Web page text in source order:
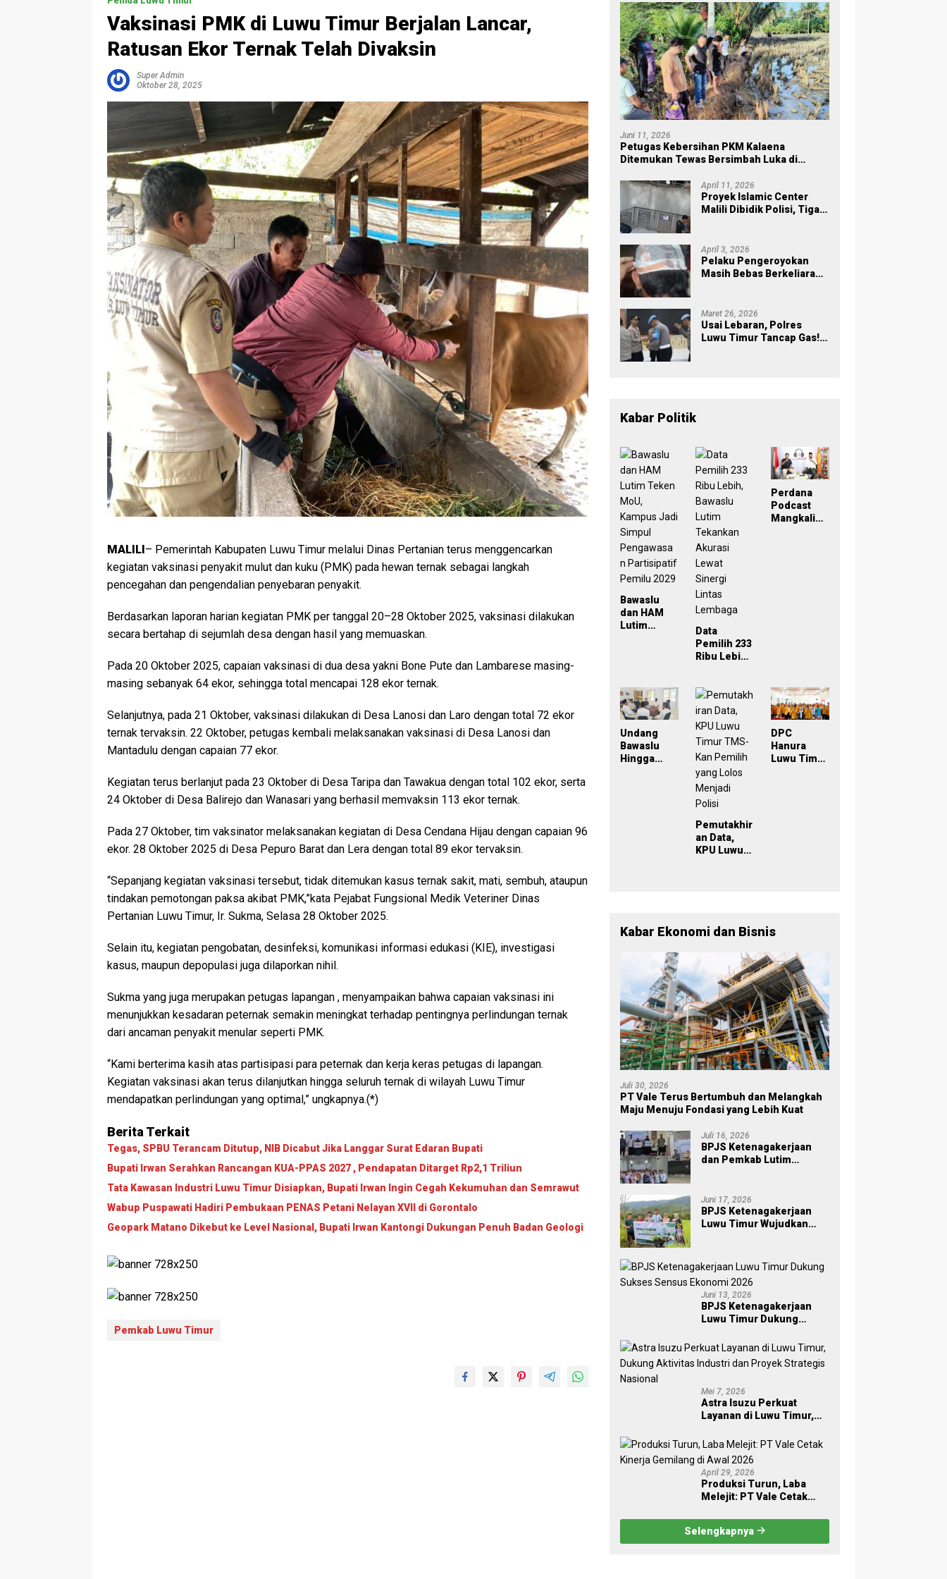
Vaksinasi PMK di Luwu Timur Berjalan Lancar,
Ratusan Ekor Ternak Telah Divaksin
Super Admin
Oktober 28, 2025
MALILI– Pemerintah Kabupaten Luwu Timur melalui Dinas Pertanian terus menggencarkan
kegiatan vaksinasi penyakit mulut dan kuku (PMK) pada hewan ternak sebagai langkah
pencegahan dan pengendalian penyebaran penyakit.
Berdasarkan laporan harian kegiatan PMK per tanggal 20–28 Oktober 2025, vaksinasi dilakukan
secara bertahap di sejumlah desa dengan hasil yang memuaskan.
Pada 20 Oktober 2025, capaian vaksinasi di dua desa yakni Bone Pute dan Lambarese masing-
masing sebanyak 64 ekor, sehingga total mencapai 128 ekor ternak.
Selanjutnya, pada 21 Oktober, vaksinasi dilakukan di Desa Lanosi dan Laro dengan total 72 ekor
ternak tervaksin. 22 Oktober, petugas kembali melaksanakan vaksinasi di Desa Lanosi dan
Mantadulu dengan capaian 77 ekor.
Kegiatan terus berlanjut pada 23 Oktober di Desa Taripa dan Tawakua dengan total 102 ekor, serta
24 Oktober di Desa Balirejo dan Wanasari yang berhasil memvaksin 113 ekor ternak.
Pada 27 Oktober, tim vaksinator melaksanakan kegiatan di Desa Cendana Hijau dengan capaian 96
ekor. 28 Oktober 2025 di Desa Pepuro Barat dan Lera dengan total 89 ekor tervaksin.
“Sepanjang kegiatan vaksinasi tersebut, tidak ditemukan kasus ternak sakit, mati, sembuh, ataupun
tindakan pemotongan paksa akibat PMK,”kata Pejabat Fungsional Medik Veteriner Dinas
Pertanian Luwu Timur, Ir. Sukma, Selasa 28 Oktober 2025.
Selain itu, kegiatan pengobatan, desinfeksi, komunikasi informasi edukasi (KIE), investigasi
kasus, maupun depopulasi juga dilaporkan nihil.
Sukma yang juga merupakan petugas lapangan , menyampaikan bahwa capaian vaksinasi ini
menunjukkan kesadaran peternak semakin meningkat terhadap pentingnya perlindungan ternak
dari ancaman penyakit menular seperti PMK.
“Kami berterima kasih atas partisipasi para peternak dan kerja keras petugas di lapangan.
Kegiatan vaksinasi akan terus dilanjutkan hingga seluruh ternak di wilayah Luwu Timur
mendapatkan perlindungan yang optimal,” ungkapnya.(*)
Berita Terkait
Tegas, SPBU Terancam Ditutup, NIB Dicabut Jika Langgar Surat Edaran Bupati
Bupati Irwan Serahkan Rancangan KUA-PPAS 2027 , Pendapatan Ditarget Rp2,1 Triliun
Tata Kawasan Industri Luwu Timur Disiapkan, Bupati Irwan Ingin Cegah Kekumuhan dan Semrawut
Wabup Puspawati Hadiri Pembukaan PENAS Petani Nelayan XVII di Gorontalo
Geopark Matano Dikebut ke Level Nasional, Bupati Irwan Kantongi Dukungan Penuh Badan Geologi
Pemkab Luwu Timur
Juni 11, 2026
Petugas Kebersihan PKM Kalaena
Ditemukan Tewas Bersimbah Luka di
April 11, 2026
Proyek Islamic Center
Malili Dibidik Polisi, Tiga
April 3, 2026
Pelaku Pengeroyokan
Masih Bebas Berkeliaran,
Mandek
Maret 26, 2026
Usai Lebaran, Polres
Luwu Timur Tancap Gas!
Kabar Politik
Bawaslu
dan HAM
Lutim
Pengawasa
n
Partisipatif
Pemilu
2029
Data
Pemilih 233
Ribu Lebih,
Tekankan
Akurasi
Lewat
Sinergi
Lintas
Lembaga
Perdana
Podcast
Mangkaling
Undang
Bawaslu
Hingga
Pemutakhir
an Data,
KPU Luwu
Polisi
DPC
Hanura
Luwu Timur
Kabar Ekonomi dan Bisnis
Juli 30, 2026
PT Vale Terus Bertumbuh dan Melangkah
Maju Menuju Fondasi yang Lebih Kuat
Juli 16, 2026
BPJS Ketenagakerjaan
dan Pemkab Lutim
Serahkan Manfaat JKM Rp
84 Juta
Juni 17, 2026
BPJS Ketenagakerjaan
Luwu Timur Wujudkan
Volunteering Penanaman
Pohon
Juni 13, 2026
BPJS Ketenagakerjaan
Luwu Timur Dukung
2026
Mei 7, 2026
Astra Isuzu Perkuat
Layanan di Luwu Timur,
dan Proyek Strategis
Nasional
April 29, 2026
Produksi Turun, Laba
Melejit: PT Vale Cetak
2026
Selengkapnya